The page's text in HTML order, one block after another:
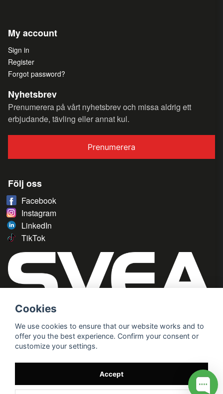
My account
Sign in
Register
Forgot password?
Nyhetsbrev
Prenumerera på vårt nyhetsbrev och missa aldrig ett
erbjudande, tävling eller annat kul.
Prenumerera
Följ oss
Facebook
Instagram
LinkedIn
TikTok
Cookies
We use cookies to ensure that our website works and to
offer you the best experience. Confirm your consent or
customize your settings.
Accept